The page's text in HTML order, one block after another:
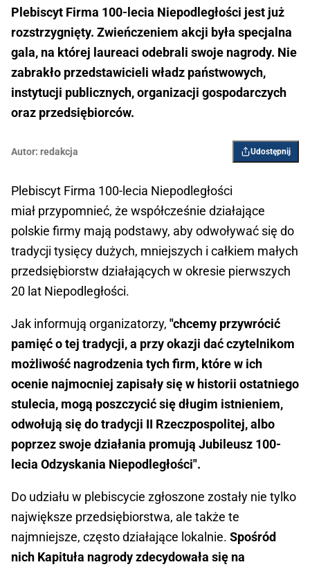
Plebiscyt Firma 100-lecia Niepodległości jest już
rozstrzygnięty. Zwieńczeniem akcji była specjalna
gala, na której laureaci odebrali swoje nagrody. Nie
zabrakło przedstawicieli władz państwowych,
instytucji publicznych, organizacji gospodarczych
oraz przedsiębiorców.
Autor: redakcja Udostępnij
Plebiscyt Firma 100-lecia Niepodległości
miał przypomnieć, że współcześnie działające
polskie firmy mają podstawy, aby odwoływać się do
tradycji tysięcy dużych, mniejszych i całkiem małych
przedsiębiorstw działających w okresie pierwszych
20 lat Niepodległości.
Jak informują organizatorzy, "chcemy przywrócić
pamięć o tej tradycji, a przy okazji dać czytelnikom
możliwość nagrodzenia tych firm, które w ich
ocenie najmocniej zapisały się w historii ostatniego
stulecia, mogą poszczycić się długim istnieniem,
odwołują się do tradycji II Rzeczpospolitej, albo
poprzez swoje działania promują Jubileusz 100-
lecia Odzyskania Niepodległości".
Do udziału w plebiscycie zgłoszone zostały nie tylko
największe przedsiębiorstwa, ale także te
najmniejsze, często działające lokalnie. Spośród
nich Kapituła nagrody zdecydowała się na